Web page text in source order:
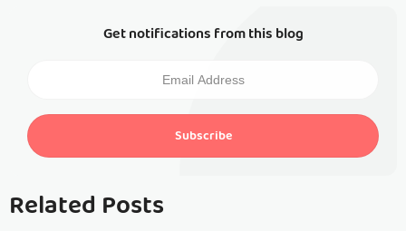
Get notifications from this blog
Subscribe
Related Posts